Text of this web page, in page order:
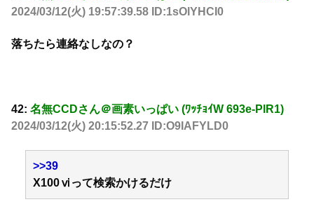
2024/03/12(火) 19:57:39.58 ID:1sOlYHCI0
落ちたら連絡なしなの？
42: 名無CCDさん＠画素いっぱい (ﾜｯﾁｮｲW 693e-PlR1)
2024/03/12(火) 20:15:52.27 ID:O9IAFYLD0
>>39
X100ⅵって検索かけるだけ